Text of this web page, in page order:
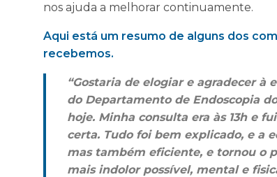
nos ajuda a melhorar continuamente.
Aqui está um resumo de alguns dos
recebemos.
“Gostaria de elogiar e agradecer
do Departamento de Endoscopia
hoje. Minha consulta era às 13h e
certa. Tudo foi bem explicado, e a
mas também eficiente, e tornou o
mais indolor possível, mental e